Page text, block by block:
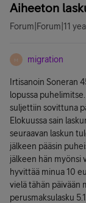
Aiheeton
Forum|Forum|11
M migration
Irtisanoin Soneran
lopussa
suljettiin sovittuna
Elokuussa sain
seuraavan laskun
jälkeen pääsin
jälkeen hän myönsi
hyvittää minua 10
vielä tähän päivään
perusmaksulasku